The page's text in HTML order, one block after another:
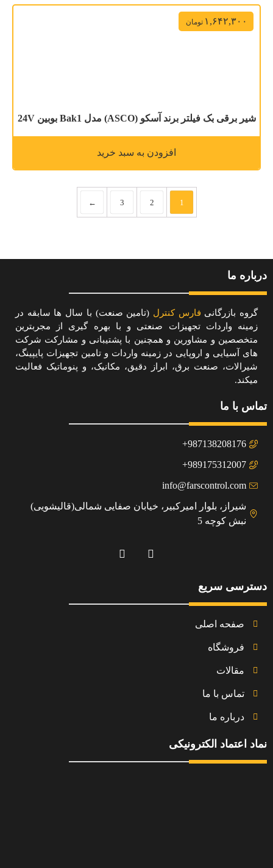
۱,۶۴۲,۳۰۰ تومان
شیر برقی بک فیلتر برند آسکو (ASCO) مدل Bak1 بوبین 24V
افزودن به سبد خرید
1
2
3
←
درباره ما
گروه بازرگانی فارس کنترل (تامین صنعت) با سال ها سابقه در
زمینه واردات تجهیزات صنعتی و با بهره گیری از مجربترین
متخصصین و مشاورین و همچنین با پشتیبانی و مشارکت شرکت
های آسیایی و اروپایی در زمینه واردات و تامین تجهیزات پایپینگ،
شیرالات، صنعت برق، ابراز دقیق، مکانیک، و پنوماتیک فعالیت
میکند.
تماس با ما
987138208176+
989175312007+
info@farscontrol.com
شیراز، بلوار امیرکبیر، خیابان صفایی شمالی(قالیشویی)
نبش کوچه 5
دسترسی سریع
صفحه اصلی
فروشگاه
مقالات
تماس با ما
درباره ما
نماد اعتماد الکترونیکی